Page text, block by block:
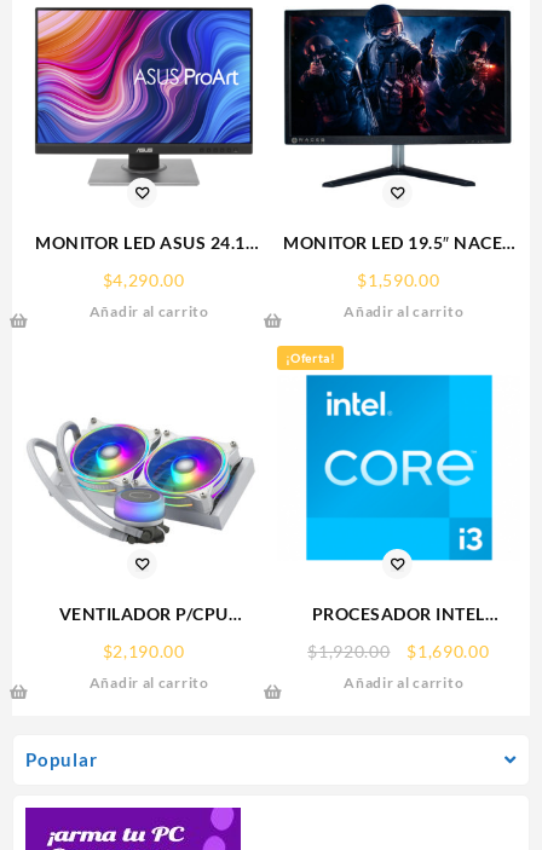
Popular
MONITOR LED ASUS 24.1″
1920X1200
75HZ,5MS,IPS,VGA,HDMI,DP,3.5MM,4*USB
$4,290.00
Añadir al carrito
MONITOR LED 19.5″ NACEB
50/60 HZ, VGA + HDMI,
NEGRO.
$1,590.00
Añadir al carrito
VENTILADOR P/CPU
D24M-A18PW-R1)
MASTERLIQUID L240
$2,190.00
Añadir al carrito
¡Oferta!
PROCESADOR INTEL
12100F S-1700 4CORES
4.30GHZ 65W SIN
$1,920.00
Original
price
$1,690.00
Añadir al carrito